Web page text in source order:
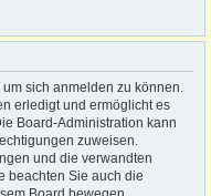
sich anmelden zu können.
erledigt und ermöglicht es
Board-Administration kann
zuweisen.
und die verwandten
beachten Sie auch die